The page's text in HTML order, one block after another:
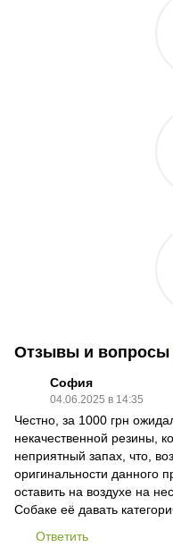
Отзывы и вопросы
София
04.06.2025 в 14:35
Честно, за 1000 грн
некачественной резины,
неприятный запах, что,
оригинальности данного
оставить на воздухе на
Собаке её давать
Ответить